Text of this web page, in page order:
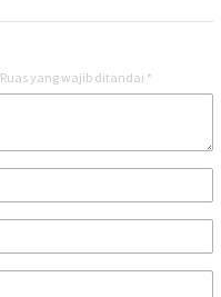
Ruas yang wajib ditandai *